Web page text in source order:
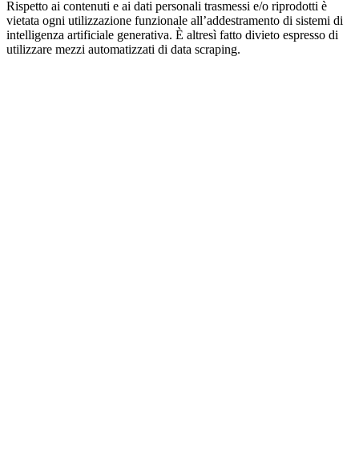
Rispetto ai contenuti e ai dati personali trasmessi e/o riprodotti è
vietata ogni utilizzazione funzionale all’addestramento di sistemi di
intelligenza artificiale generativa. È altresì fatto divieto espresso di
utilizzare mezzi automatizzati di data scraping.